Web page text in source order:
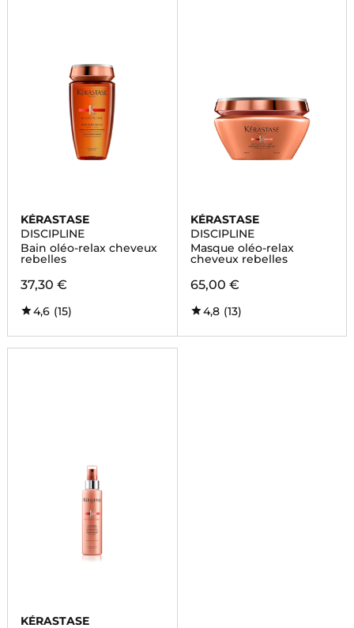
KÉRASTASE
DISCIPLINE
Bain oléo-relax cheveux
rebelles
37,30 €
4,6 (15)
KÉRASTASE
DISCIPLINE
Masque oléo-relax
cheveux rebelles
65,00 €
4,8 (13)
KÉRASTASE